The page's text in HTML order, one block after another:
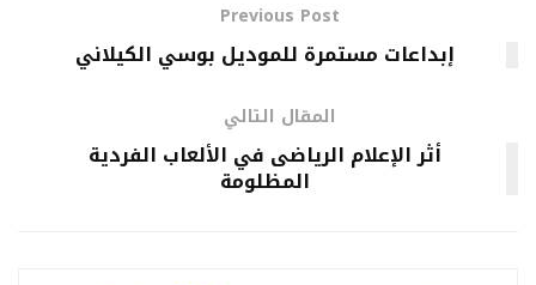
Previous Post
إبداعات مستمرة للموديل بوسي الكيلاني
المقال التالي
أثر الإعلام الرياضى في الألعاب الفردية
المظلومة